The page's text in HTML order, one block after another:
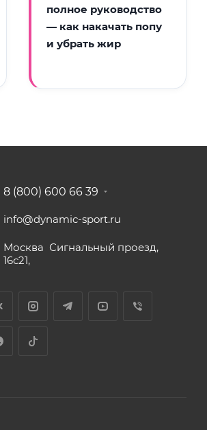
полное руководство
— как накачать попу
и убрать жир
8 (800) 600 66 39
info@dynamic-sport.ru
Москва Сигнальный проезд,
16с21,